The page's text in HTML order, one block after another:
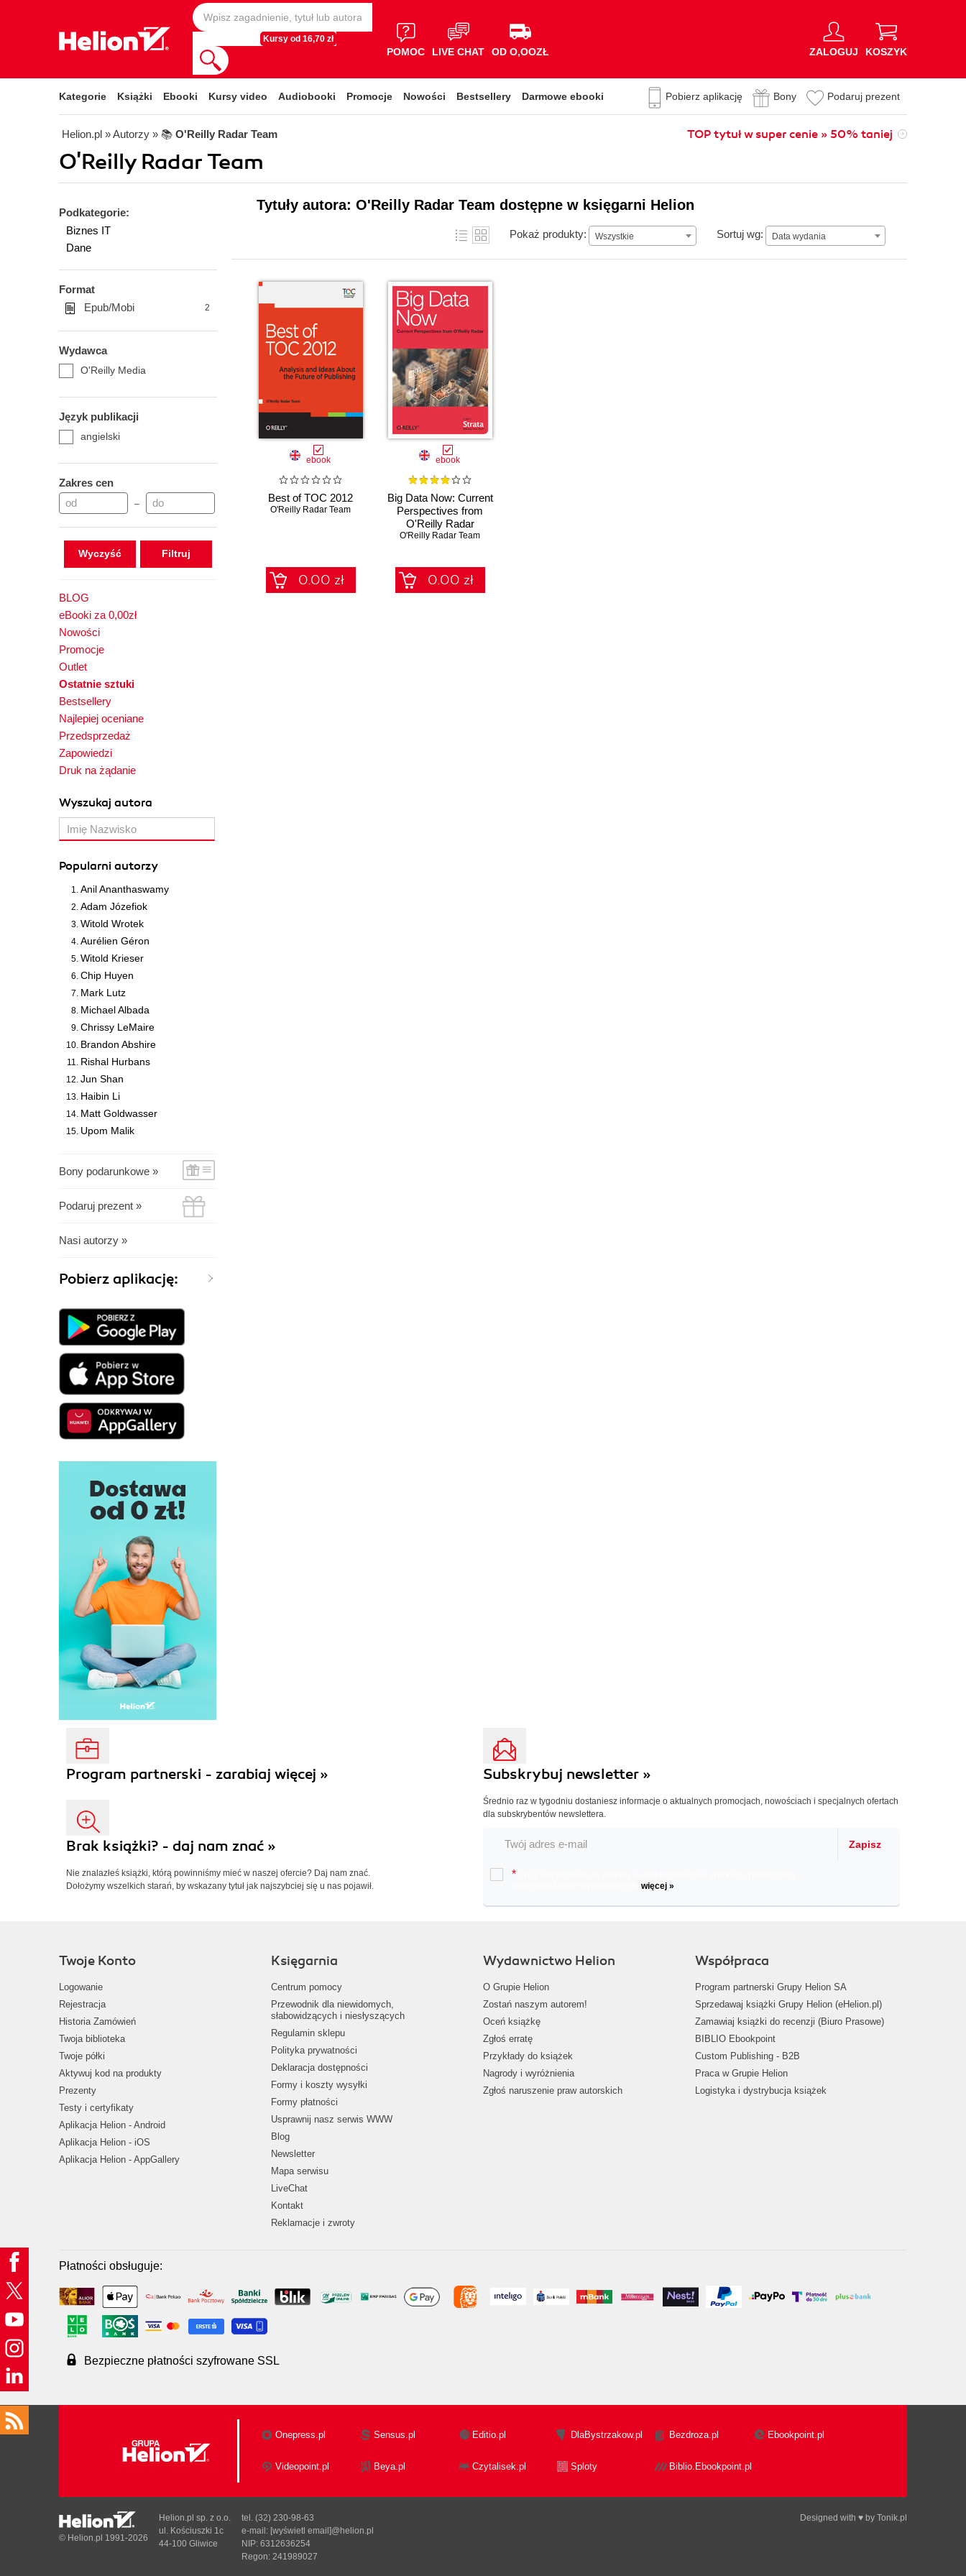
Kursy od 16,70 zł
POMOC LIVE CHAT OD O,OOZŁ ZALOGUJ KOSZYK
Kategorie Książki Ebooki Kursy video Audiobooki Promocje Nowości Bestsellery Darmowe ebooki Pobierz aplikację Bony Podaruj prezent
Helion.pl » Autorzy » 📚 O'Reilly Radar Team TOP tytuł w super cenie » 50% taniej
O'Reilly Radar Team
Podkategorie:
Biznes IT
Dane
Format
Epub/Mobi
2
Wydawca
O'Reilly Media
Język publikacji
angielski
Zakres cen
–
Wyczyść
BLOG
eBooki za 0,00zł
Nowości
Promocje
Outlet
Ostatnie sztuki
Bestsellery
Najlepiej oceniane
Przedsprzedaż
Zapowiedzi
Druk na żądanie
Wyszukaj autora
Popularni autorzy
Anil Ananthaswamy
Adam Józefiok
Witold Wrotek
Aurélien Géron
Witold Krieser
Chip Huyen
Mark Lutz
Michael Albada
Chrissy LeMaire
Brandon Abshire
Rishal Hurbans
Jun Shan
Haibin Li
Matt Goldwasser
Upom Malik
Bony podarunkowe »
Podaruj prezent »
Nasi autorzy »
Pobierz aplikację:
Tytuły autora: O'Reilly Radar Team dostępne w księgarni Helion
Pokaż produkty: Wszystkie Sortuj wg: Data wydania
Data wydania
ebook
Best of TOC 2012
O'Reilly Radar Team
0.00 zł
ebook
Big Data Now: Current
Perspectives from
O'Reilly Radar
O'Reilly Radar Team
0.00 zł
Program partnerski - zarabiaj więcej »
Brak książki? - daj nam znać »
Nie znalazłeś książki, którą powinniśmy mieć w naszej ofercie? Daj nam znać.
Dołożymy wszelkich starań, by wskazany tytuł jak najszybciej się u nas pojawił.
Subskrybuj newsletter »
Średnio raz w tygodniu dostaniesz informacje o aktualnych promocjach, nowościach i specjalnych ofertach
dla subskrybentów newslettera.
Zapisz
*
więcej »
Twoje Konto
Logowanie
Rejestracja
Historia Zamówień
Twoja biblioteka
Twoje półki
Aktywuj kod na produkty
Prezenty
Testy i certyfikaty
Aplikacja Helion - Android
Aplikacja Helion - iOS
Aplikacja Helion - AppGallery
Księgarnia
Centrum pomocy
Przewodnik dla niewidomych,
słabowidzących i niesłyszących
Regulamin sklepu
Polityka prywatności
Deklaracja dostępności
Formy i koszty wysyłki
Formy płatności
Usprawnij nasz serwis WWW
Blog
Newsletter
Mapa serwisu
LiveChat
Kontakt
Reklamacje i zwroty
Wydawnictwo Helion
O Grupie Helion
Zostań naszym autorem!
Oceń książkę
Zgłoś erratę
Przykłady do książek
Nagrody i wyróżnienia
Zgłoś naruszenie praw autorskich
Współpraca
Program partnerski Grupy Helion SA
Sprzedawaj książki Grupy Helion (eHelion.pl)
Zamawiaj książki do recenzji (Biuro Prasowe)
BIBLIO Ebookpoint
Custom Publishing - B2B
Praca w Grupie Helion
Logistyka i dystrybucja książek
Płatności obsługuje:
Bezpieczne płatności szyfrowane SSL
Onepress.pl Sensus.pl Editio.pl DlaBystrzakow.pl Bezdroza.pl Ebookpoint.pl
Videopoint.pl Beya.pl Czytalisek.pl Sploty Biblio.Ebookpoint.pl
Designed with ♥ by Tonik.pl
© Helion.pl 1991-2026
Helion.pl sp. z o.o.
ul. Kościuszki 1c
44-100 Gliwice
tel. (32) 230-98-63
e-mail: [wyświetl email]@helion.pl
NIP: 6312636254
Regon: 241989027